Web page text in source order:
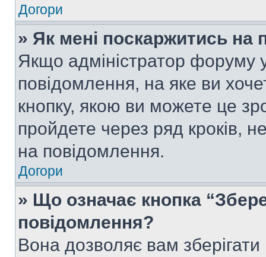
Догори
» Як мені поскаржитись на
Якщо адміністратор форуму
повідомлення, на яке ви
кнопку, якою ви можете це
пройдете через ряд кроків,
на повідомлення.
Догори
» Що означає кнопка
повідомлення?
Вона дозволяє вам